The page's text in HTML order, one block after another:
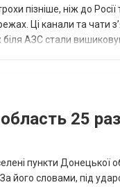
пізніше, ніж до
Ці канали та чати
АЗС стали
25
пункти Донецької
його словами, під